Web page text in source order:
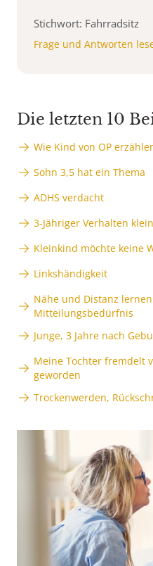
Stichwort: Fahrradsitz
Frage und Antworten
Die letzten 10
Wie Kind von OP
Sohn 3,5 hat ein Thema
ADHS verdacht
3-Jähriger Verhalten
Kleinkind möchte keine
Linkshändigkeit
Nähe und Distanz
Mitteilungsbedürfnis
Junge, 3 Jahre nach
Meine Tochter fremdelt
geworden
Trockenwerden,